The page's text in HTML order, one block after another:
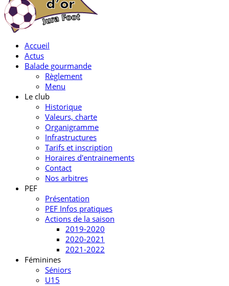
Accueil
Actus
Balade gourmande
Règlement
Menu
Le club
Historique
Valeurs, charte
Organigramme
Infrastructures
Tarifs et inscription
Horaires d'entrainements
Contact
Nos arbitres
PEF
Présentation
PEF Infos pratiques
Actions de la saison
2019-2020
2020-2021
2021-2022
Féminines
Séniors
U15